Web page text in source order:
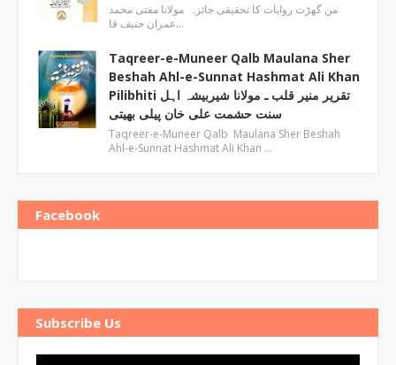
من گھڑت روایات کا تحقیقی جائزہ مولانا مفتی محمد
عمران حنیف قا…
Taqreer-e-Muneer Qalb Maulana Sher
Beshah Ahl-e-Sunnat Hashmat Ali Khan
Pilibhiti تقریر منیر قلب ـ مولانا شیربیشہ اہل
سنت حشمت علی خان پیلی بھیتی
Taqreer-e-Muneer Qalb Maulana Sher Beshah
Ahl-e-Sunnat Hashmat Ali Khan …
Facebook
Subscribe Us